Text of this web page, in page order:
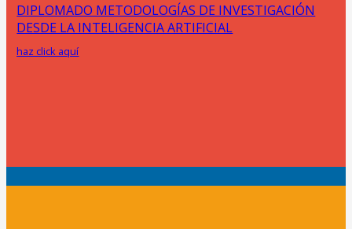
DIPLOMADO METODOLOGÍAS DE INVESTIGACIÓN
DESDE LA INTELIGENCIA ARTIFICIAL
haz click aquí